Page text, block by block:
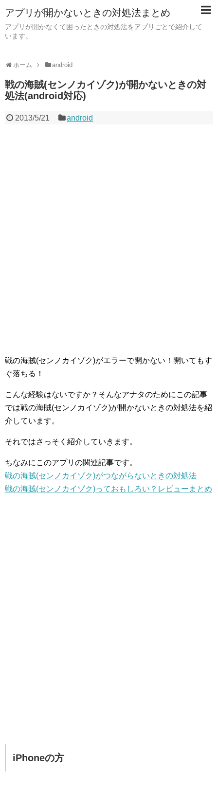
アプリが開かないときの対処法まとめ
アプリが開かなくて困ったときの対処法をアプリごとで紹介して
います。
ホーム android
戦の海賊(センノカイゾク)が開かないときの対
処法(android対応)
2013/5/21 android
戦の海賊(センノカイゾク)がエラーで開かない！開いてもす
ぐ落ちる！
こんな経験はないですか？そんなアナタのためにこの記事
では戦の海賊(センノカイゾク)が開かないときの対処法を紹
介しています。
それではさっそく紹介していきます。
ちなみにこのアプリの関連記事です。
戦の海賊(センノカイゾク)がつながらないときの対処法
戦の海賊(センノカイゾク)っておもしろい？レビューまとめ
iPhoneの方